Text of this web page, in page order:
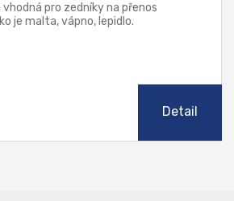
pro zedníky na přenos
je malta, vápno, lepidlo.
Detail